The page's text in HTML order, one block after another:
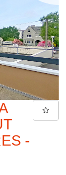
-